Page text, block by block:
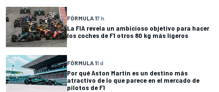
FÓRMULA 17 h
La FIA revela un ambicioso objetivo para hacer
los coches de F1 otros 80 kg más ligeros
FÓRMULA 11 d
Por qué Aston Martin es un destino más
atractivo de lo que parece en el mercado de
pilotos de F1